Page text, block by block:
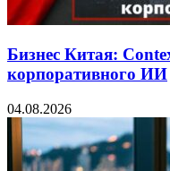
Бизнес Китая:
корпоративного ИИ
04.08.2026